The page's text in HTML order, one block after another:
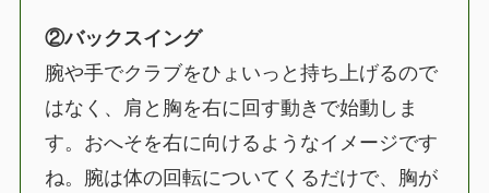
②バックスイング
腕や手でクラブをひょいっと持ち上げるので
はなく、肩と胸を右に回す動きで始動しま
す。おへそを右に向けるようなイメージです
ね。腕は体の回転についてくるだけで、胸が